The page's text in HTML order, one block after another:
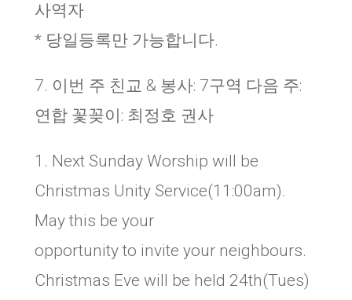
사역자
* 당일등록만 가능합니다.
7. 이번 주 친교 & 봉사: 7구역 다음 주:
연합 꽃꽂이: 최정호 권사
1. Next Sunday Worship will be
Christmas Unity Service(11:00am).
May this be your
opportunity to invite your neighbours.
Christmas Eve will be held 24th(Tues)